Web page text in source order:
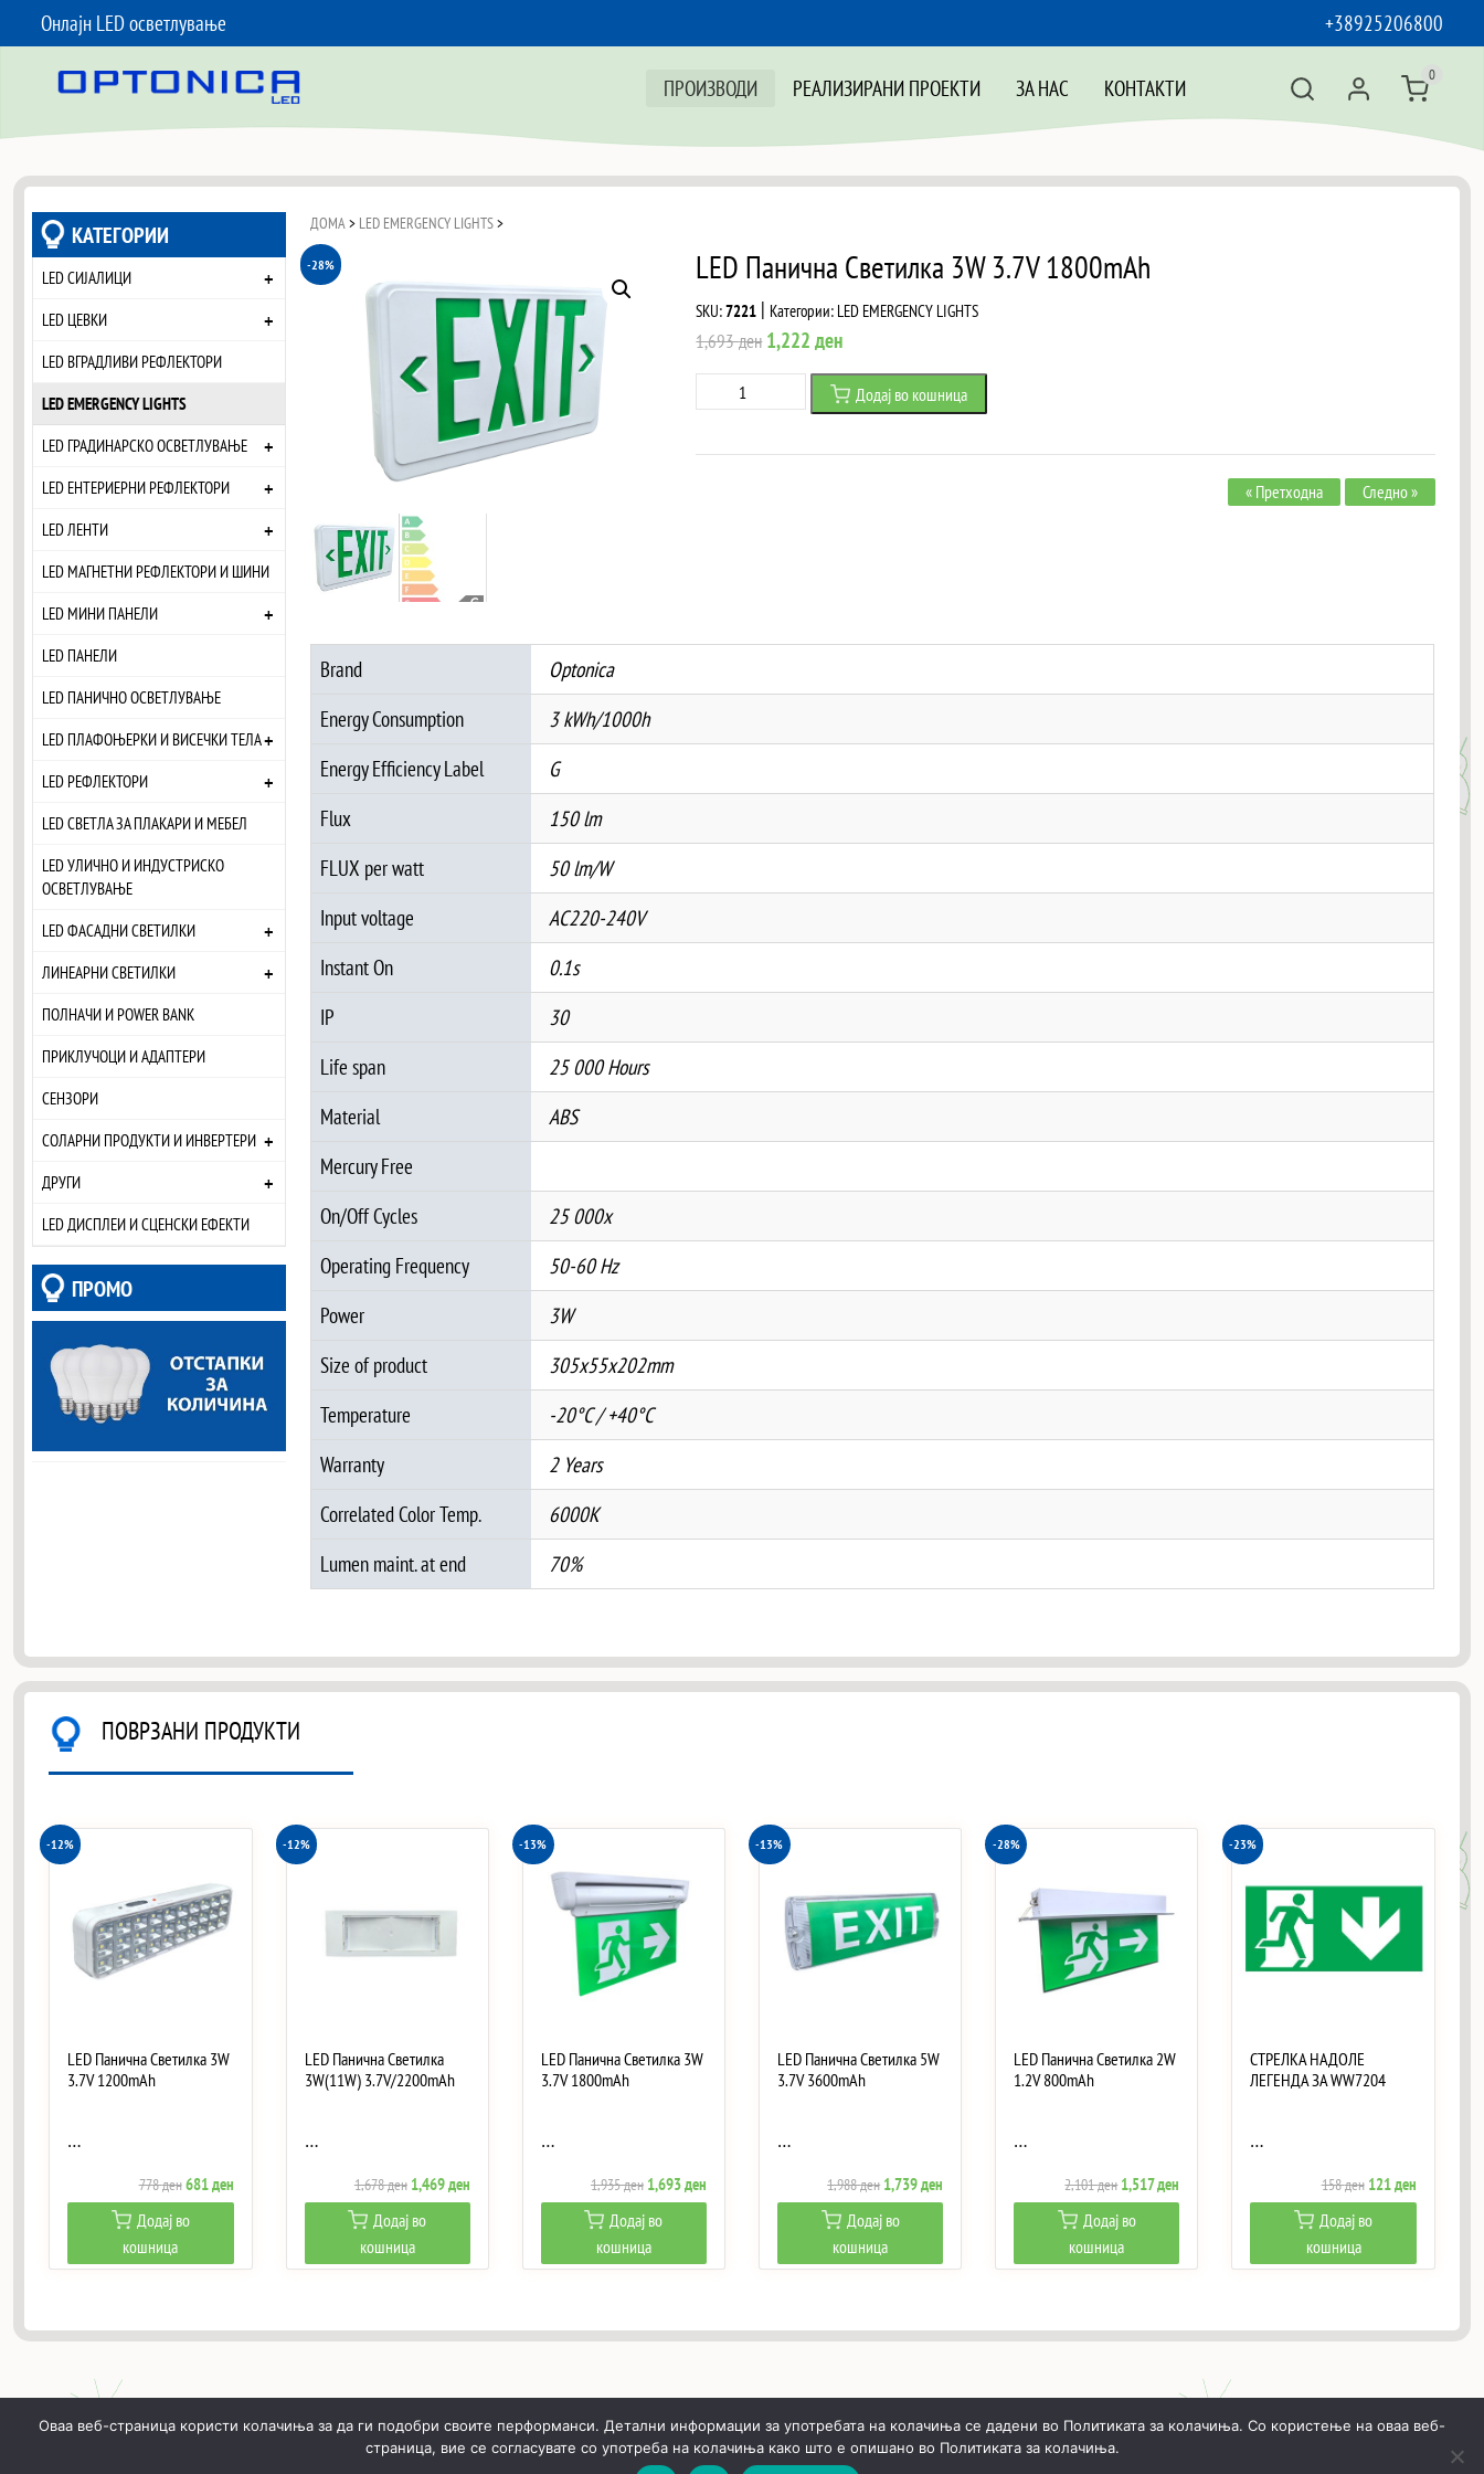
Онлајн LED осветлување
+38925206800
ПРОИЗВОДИ
РЕАЛИЗИРАНИ ПРОЕКТИ ЗА НАС КОНТАКТИ 0
КАТЕГОРИИ
LED СИЈАЛИЦИ +
LED ЦЕВКИ +
LED ВГРАДЛИВИ РЕФЛЕКТОРИ
LED EMERGENCY LIGHTS
LED ГРАДИНАРСКО ОСВЕТЛУВАЊЕ
+
LED ЕНТЕРИЕРНИ РЕФЛЕКТОРИ +
LED ЛЕНТИ +
LED МАГНЕТНИ РЕФЛЕКТОРИ И ШИНИ
LED МИНИ ПАНЕЛИ
+
LED ПАНЕЛИ
LED ПАНИЧНО ОСВЕТЛУВАЊЕ
LED ПЛАФОЊЕРКИ И ВИСЕЧКИ ТЕЛА+
LED РЕФЛЕКТОРИ +
LED СВЕТЛА ЗА ПЛАКАРИ И МЕБЕЛ
LED УЛИЧНО И ИНДУСТРИСКО
ОСВЕТЛУВАЊЕ
LED ФАСАДНИ СВЕТИЛКИ
+
ЛИНЕАРНИ СВЕТИЛКИ +
ПОЛНАЧИ И POWER BANK
ПРИКЛУЧОЦИ И АДАПТЕРИ
СЕНЗОРИ
СОЛАРНИ ПРОДУКТИ И ИНВЕРТЕРИ +
ДРУГИ +
LED ДИСПЛЕИ И СЦЕНСКИ ЕФЕКТИ
ПРОМО
ДОМА > LED EMERGENCY LIGHTS>
-28% LED Панична Светилка 3W 3.7V 1800mAh
SKU:7221 | Категории: LED EMERGENCY LIGHTS
1,693ден Original
price
1,222денCurrent
price
is:
Панична
Светилка
Додај во кошница
« Претходна Следно »
Brand
Optonica
Energy Consumption
3 kWh/1000h
Energy Efficiency Label
G
Flux
150 lm
FLUX per watt
50 lm/W
Input voltage
AC220-240V
Instant On
0.1s
IP
30
Life span
25 000 Hours
Material
ABS
Mercury Free
On/Off Cycles
25 000x
Operating Frequency
50-60 Hz
Power
3W
Size of product
305x55x202mm
Temperature
-20°C / +40°C
Warranty
2 Years
Correlated Color Temp.
6000K
Lumen maint. at end
70%
ПОВРЗАНИ ПРОДУКТИ
-12%
LED Панична Светилка 3W
3.7V 1200mAh
…
778денOriginal
price
was:
681денCurrent
price
Додај во
кошница
-12%
LED Панична Светилка
3W(11W) 3.7V/2200mAh
…
1,678ден Original
price
was:
1,678 ден.
1,469денCurrent
price
Додај во
кошница
-13%
LED Панична Светилка 3W
3.7V 1800mAh
…
1,935ден Original
price
was:
1,935 ден.
1,693ден
price
Додај во
кошница
-13%
LED Панична Светилка 5W
3.7V 3600mAh
…
1,988ден Original
price
was:
1,988 ден.
1,739ден
price
Додај во
кошница
-28%
LED Панична Светилка 2W
1.2V 800mAh
…
2,101денOriginal
price
was:
2,101 ден.
1,517ден
price
Додај во
кошница
-23%
СТРЕЛКА НАДОЛЕ
ЛЕГЕНДА ЗА WW7204
…
158ден Original
price
was:
121денCurrent
price
Додај во
кошница
МОЈ ПРОФИЛ КОШНИЧКА РЕАЛИЗИРАНИ ПРОЕКТИ ЗА НАС КОНТАКТИ
Оваа веб-страница користи колачиња за да ги подобри своите перформанси. Детални информации за употребата на колачиња се дадени во Политиката за колачиња. Со користење на оваа веб-
страница, вие се согласувате со употреба на колачиња како што е опишано во Политиката за колачиња.